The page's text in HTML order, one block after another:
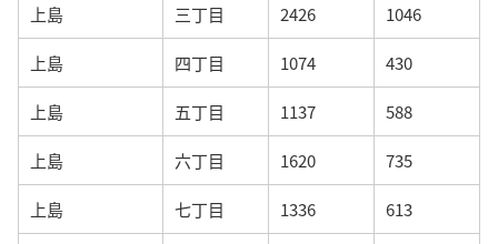
上島 三丁目 2426 1046
上島 四丁目 1074 430
上島 五丁目 1137 588
上島 六丁目 1620 735
上島 七丁目 1336 613